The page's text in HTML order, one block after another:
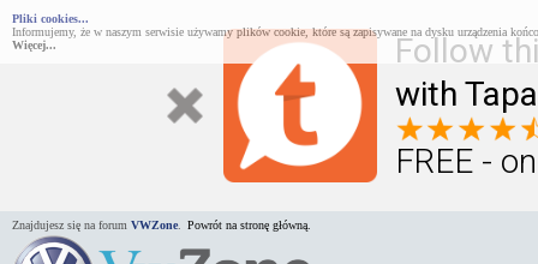
Follow
with
FREE -
Pliki cookies...
Informujemy, że w naszym serwisie używamy plików cookie, które są zapisywane na dysku urządzenia
Więcej...
Znajdujesz się na forum VWZone Powrót na stronę główną.